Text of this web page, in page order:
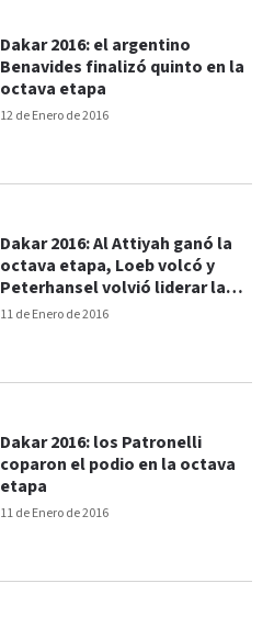
12 de Enero de 2016
Dakar 2016: el argentino
Benavides finalizó quinto en la
octava etapa
11 de Enero de 2016
Dakar 2016: Al Attiyah ganó la
octava etapa, Loeb volcó y
Peterhansel volvió liderar la
genera
11 de Enero de 2016
Dakar 2016: los Patronelli
coparon el podio en la octava
etapa